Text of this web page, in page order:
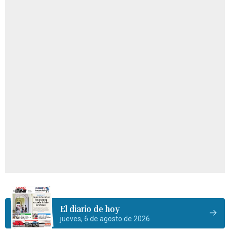
El diario de hoy
jueves, 6 de agosto de 2026